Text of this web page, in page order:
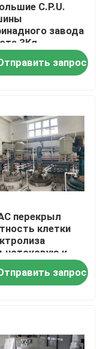
C.P.U.
завода
3Kg
спасение
e ненужное
запрос
перекрыл
клетки
к
очищенности
запрос